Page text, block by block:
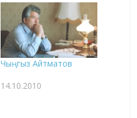
Чыңгыз Айтматов
14.10.2010